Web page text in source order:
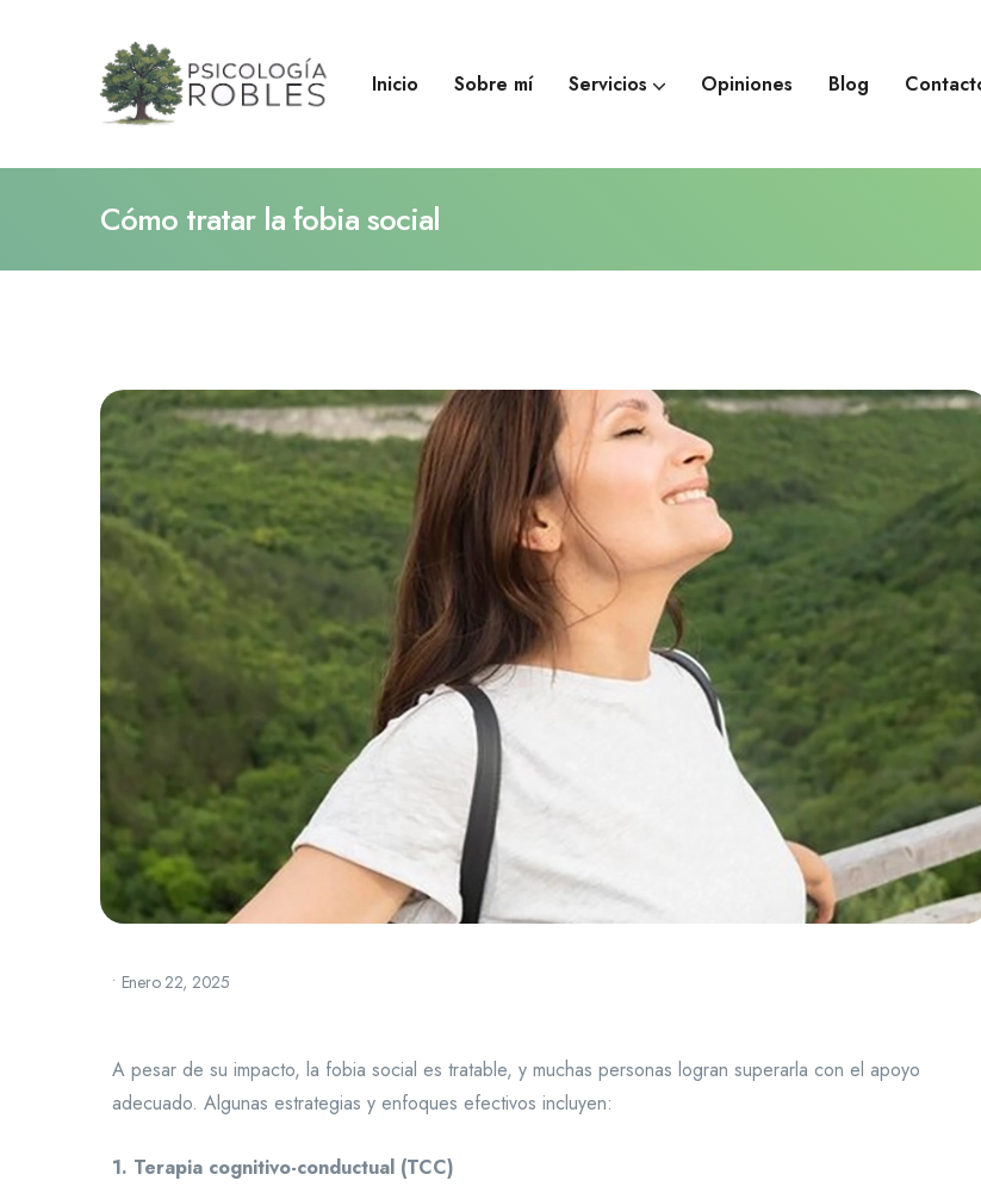
Inicio Sobre mí Servicios Opiniones Blog
Cómo tratar la fobia social
• Enero 22, 2025
A pesar de su impacto, la fobia social es tratable, y muchas personas logran superarla con el apoyo
adecuado. Algunas estrategias y enfoques efectivos incluyen:
1. Terapia cognitivo-conductual (TCC)